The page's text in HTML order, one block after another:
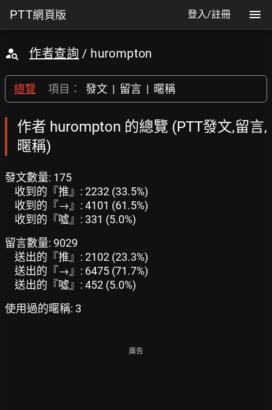
PTT網頁版 登入/註冊
作者查詢 / hurompton
總覽 項目： 發文 | 留言 | 暱稱
作者 hurompton 的總覽 (PTT發文,留言,
暱稱)
發文數量: 175
收到的『推』: 2232 (33.5%)
收到的『→』: 4101 (61.5%)
收到的『噓』: 331 (5.0%)
留言數量: 9029
送出的『推』: 2102 (23.3%)
送出的『→』: 6475 (71.7%)
送出的『噓』: 452 (5.0%)
使用過的暱稱: 3
廣告